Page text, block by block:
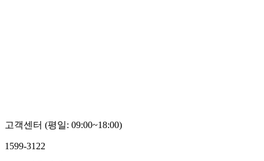
고객센터 (평일: 09:00~18:00)
1599-3122